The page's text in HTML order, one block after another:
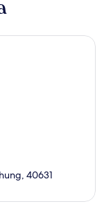
40631